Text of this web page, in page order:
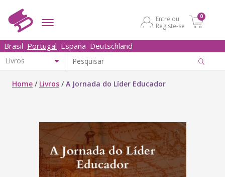
Entre ou
Registe-se
0
Brasil Portugal España Deutschland
Home / Livros /A Jornada do Líder Educador